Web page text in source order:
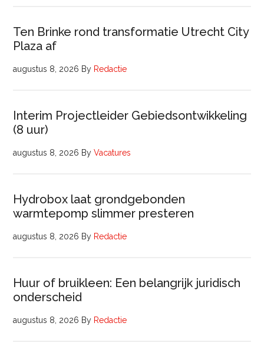
Ten Brinke rond transformatie Utrecht City
Plaza af
augustus 8, 2026 By Redactie
Interim Projectleider Gebiedsontwikkeling
(8 uur)
augustus 8, 2026 ByVacatures
Hydrobox laat grondgebonden
warmtepomp slimmer presteren
augustus 8, 2026 By Redactie
Huur of bruikleen: Een belangrijk juridisch
onderscheid
augustus 8, 2026 By Redactie